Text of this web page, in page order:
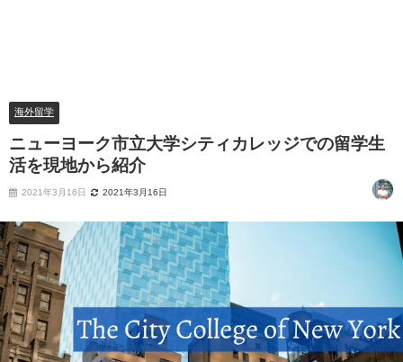
海外留学
ニューヨーク市立大学シティカレッジでの留学生
活を現地から紹介
2021年3月16日 2021年3月16日